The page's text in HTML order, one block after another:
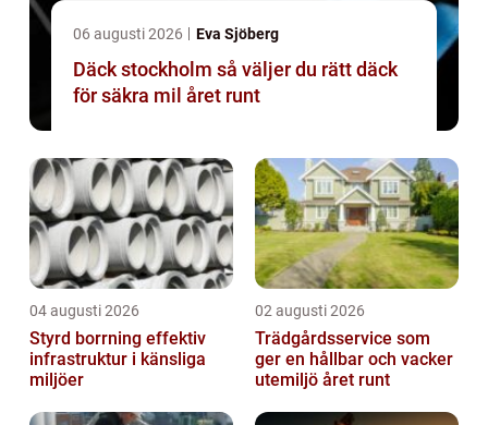
06 augusti 2026 Eva Sjöberg
Däck stockholm så väljer du rätt däck
för säkra mil året runt
04 augusti 2026
Styrd borrning effektiv
infrastruktur i känsliga
miljöer
02 augusti 2026
Trädgårdsservice som
ger en hållbar och vacker
utemiljö året runt